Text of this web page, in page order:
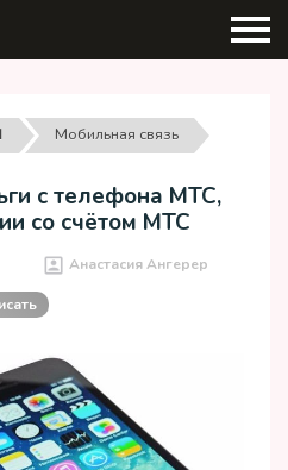
Мобильная связь
с телефона МТС,
со счётом МТС
Анастасия Ангерер